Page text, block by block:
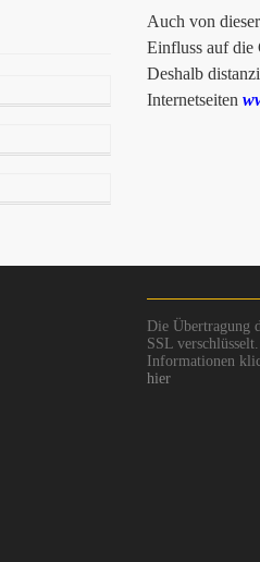
Auch von
Einfluss auf die
Deshalb
Internetseiten
Die Übertragung
SSL
Informationen
hier